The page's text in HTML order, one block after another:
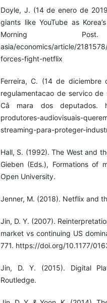
Doyle, J. (14 de enero de
giants like YouTube as
Morning Post.
asia/economics/article/
forces-fight-netflix
Ferreira, C. (14 de diciembre
regulamentacao de servico
Câ mara dos deputados.
produtores-audiovisuais-
streaming-para-proteger-
Hall, S. (1992). The West and
Gieben (Eds.), Formations of
Open University.
Jenner, M. (2018). Netflix and
Jin, D. Y. (2007).
market vs continuing US
771. https://doi.org/10.1177/
Jin, D. Y. (2015). Digital
Routledge.